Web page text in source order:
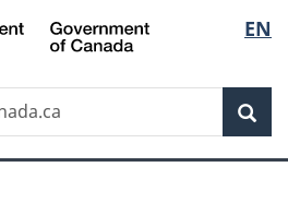
Passer
au
principal
Passer
à
Au
du
Passer
à
version
simplifiée
de
la
EN